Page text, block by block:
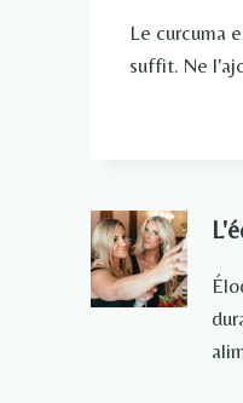
Le curcuma
suffit. Ne